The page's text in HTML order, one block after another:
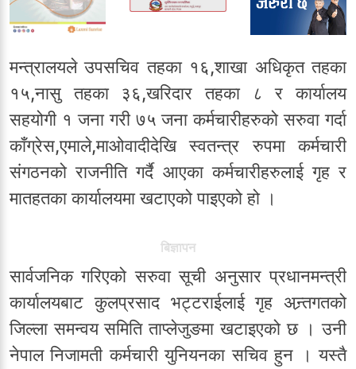
मन्त्रालयले उपसचिव तहका १६,शाखा अधिकृत तहका
१५,नासु तहका ३६,खरिदार तहका ८ र कार्यालय
सहयोगी १ जना गरी ७५ जना कर्मचारीहरुको सरुवा गर्दा
काँग्रेस,एमाले,माओवादीदेखि स्वतन्त्र रुपमा कर्मचारी
संगठनको राजनीति गर्दै आएका कर्मचारीहरुलाई गृह र
मातहतका कार्यालयमा खटाएको पाइएको हो ।
बिज्ञापन
सार्वजनिक गरिएको सरुवा सूची अनुसार प्रधानमन्त्री
कार्यालयबाट कुलप्रसाद भट्टराईलाई गृह अन्र्तगतको
जिल्ला समन्वय समिति ताप्लेजुङमा खटाइएको छ । उनी
नेपाल निजामती कर्मचारी युनियनका सचिव हुन । यस्तै